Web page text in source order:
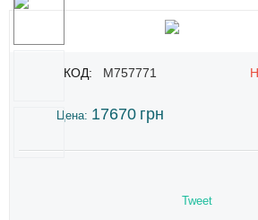
КОД: M757771
Цена: 17670 грн
Tweet